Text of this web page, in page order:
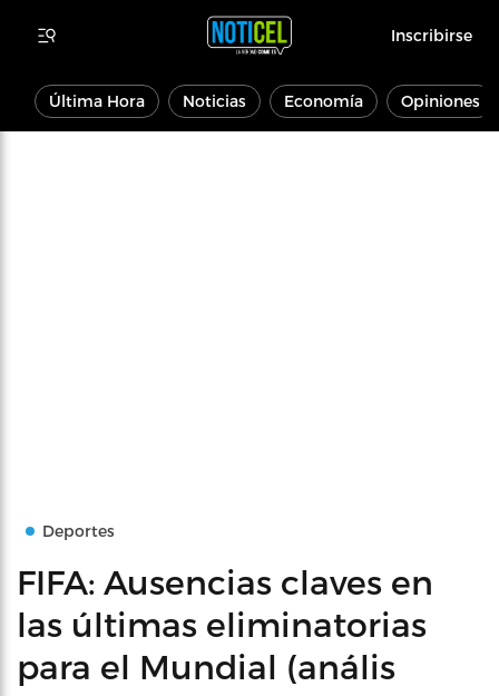
Inscribirse
Última Hora Noticias Economía Opiniones
Deportes
FIFA: Ausencias claves en
las últimas eliminatorias
para el Mundial (anális